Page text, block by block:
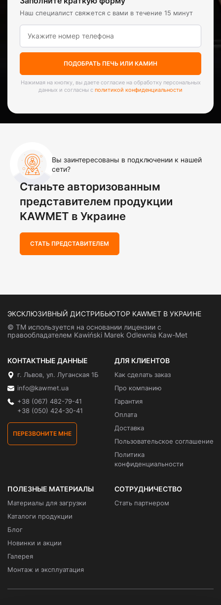
Наш специалист свяжется с вами в течение 15 минут
ПОДОБРАТЬ ПЕЧЬ ИЛИ КАМИН
Нажимая на кнопку, вы даете согласие на обработку персональных
данных и согласны с политикой конфиденциальности
Вы заинтересованы в подключении к нашей
сети?
Станьте авторизованным
представителем продукции
KAWMET в Украине
СТАТЬ ПРЕДСТАВИТЕЛЕМ
ЭКСКЛЮЗИВНЫЙ ДИСТРИБЬЮТОР KAWMET В УКРАИНЕ
© ТМ используется на основании лицензии с
правообладателем Kawiński Marek Odlewnia Kaw-Met
КОНТАКТНЫЕ ДАННЫЕ
г. Львов, ул. Луганская 1Б
info@kawmet.ua
+38 (067) 482-79-41
+38 (050) 424-30-41
ПЕРЕЗВОНИТЕ МНЕ
ДЛЯ КЛИЕНТОВ
Как сделать заказ
Про компанию
Гарантия
Оплата
Доставка
Пользовательское соглашение
Политика
конфиденциальности
ПОЛЕЗНЫЕ МАТЕРИАЛЫ
Материалы для загрузки
Каталоги продукции
Блог
Новинки и акции
Галерея
Монтаж и эксплуатация
СОТРУДНИЧЕСТВО
Стать партнером